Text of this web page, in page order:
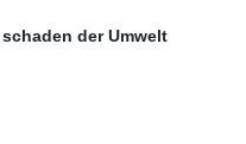
der Umwelt